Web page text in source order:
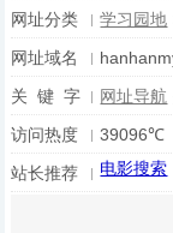
网址分类
学习园地
网址域名
关 键 字
网址导航
访问热度
39096℃
站长推荐
电影搜索